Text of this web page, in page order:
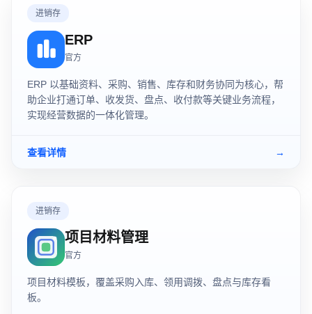
进销存
ERP
官方
ERP 以基础资料、采购、销售、库存和财务协同为核心，帮
助企业打通订单、收发货、盘点、收付款等关键业务流程，
实现经营数据的一体化管理。
查看详情 →
进销存
项目材料管理
官方
项目材料模板，覆盖采购入库、领用调拨、盘点与库存看
板。